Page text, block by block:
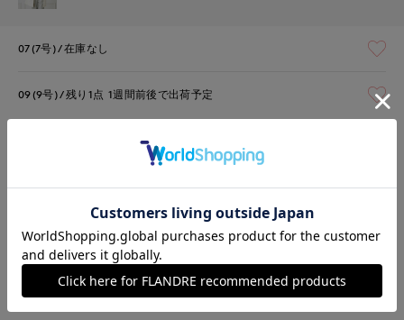
07(7号) 在庫なし
09(9号) 残り1点 1週間前後で出荷予定